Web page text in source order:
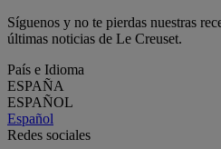
Síguenos y no te pierdas nuestras
últimas noticias de Le Creuset.
País e Idioma
ESPAÑA
ESPAÑOL
Español
Redes sociales